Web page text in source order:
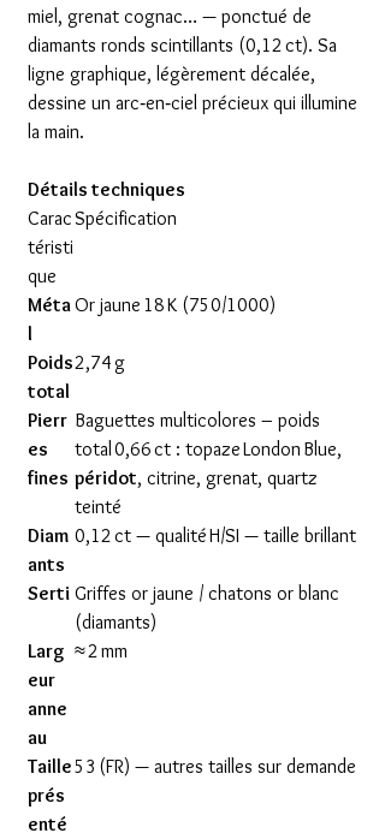
miel, grenat cognac… — ponctué de
diamants ronds scintillants (0,12 ct). Sa
ligne graphique, légèrement décalée,
dessine un arc‑en‑ciel précieux qui illumine
la main.
Détails techniques
Carac
téristi
que
Spécification
Méta
l
Or jaune 18 K (750/1000)
Poids
total
2,74 g
Pierr
es
fines
Baguettes multicolores – poids
total 0,66 ct : topaze London Blue,
péridot, citrine, grenat, quartz
teinté
Diam
ants
0,12 ct — qualité H/SI — taille brillant
Serti Griffes or jaune / chatons or blanc
(diamants)
Larg
eur
anne
au
≈ 2 mm
Taille
prés
enté
53 (FR) — autres tailles sur demande